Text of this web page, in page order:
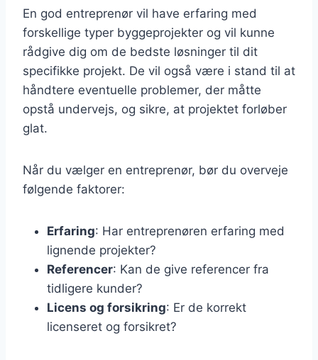
En god entreprenør vil have erfaring med
forskellige typer byggeprojekter og vil kunne
rådgive dig om de bedste løsninger til dit
specifikke projekt. De vil også være i stand til at
håndtere eventuelle problemer, der måtte
opstå undervejs, og sikre, at projektet forløber
glat.
Når du vælger en entreprenør, bør du overveje
følgende faktorer:
Erfaring: Har entreprenøren erfaring med
lignende projekter?
Referencer: Kan de give referencer fra
tidligere kunder?
Licens og forsikring: Er de korrekt
licenseret og forsikret?